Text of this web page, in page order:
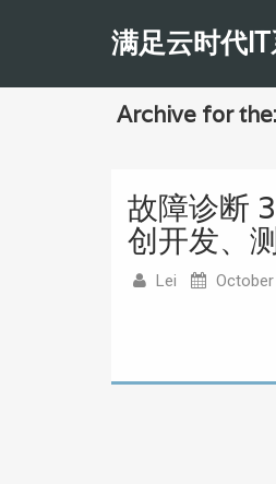
满足云时代
Archive for the:
故障诊断
创开发、
Lei